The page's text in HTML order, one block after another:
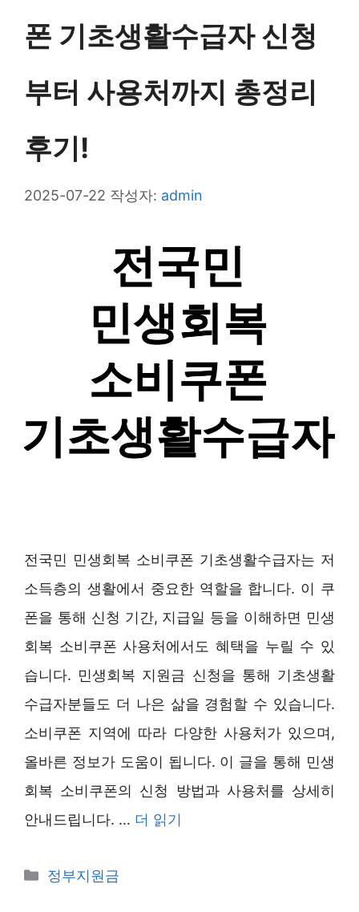
폰 기초생활수급자 신청
부터 사용처까지 총정리
후기!
2025-07-22 작성자: admin
전국민 민생회복 소비쿠폰 기초생활수급자는 저
소득층의 생활에서 중요한 역할을 합니다. 이 쿠
폰을 통해 신청 기간, 지급일 등을 이해하면 민생
회복 소비쿠폰 사용처에서도 혜택을 누릴 수 있
습니다. 민생회복 지원금 신청을 통해 기초생활
수급자분들도 더 나은 삶을 경험할 수 있습니다.
소비쿠폰 지역에 따라 다양한 사용처가 있으며,
올바른 정보가 도움이 됩니다. 이 글을 통해 민생
회복 소비쿠폰의 신청 방법과 사용처를 상세히
안내드립니다. … 더 읽기
카
정부지원금